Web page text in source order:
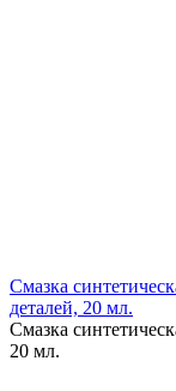
Смазка
деталей, 20 мл.
Смазка
20 мл.